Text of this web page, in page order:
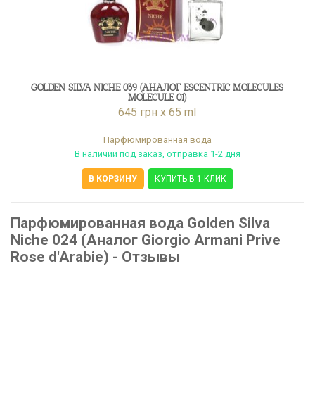
GOLDEN SILVA NICHE 039 (АНАЛОГ ESCENTRIC MOLECULES
MOLECULE 01)
645 грн x 65 ml
Парфюмированная вода
В наличии под заказ, отправка 1-2 дня
В КОРЗИНУ КУПИТЬ В 1 КЛИК
Парфюмированная вода Golden Silva
Niche 024 (Аналог Giorgio Armani Prive
Rose d'Arabie) - Отзывы